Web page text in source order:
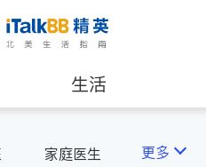
生活
家庭医生
更多